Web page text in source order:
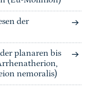
der
planaren bis
nemoralis)